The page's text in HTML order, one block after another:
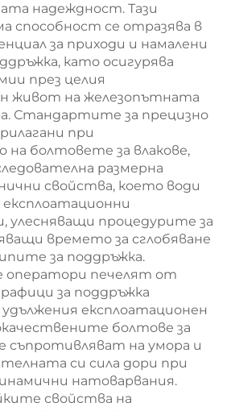
надеждност. Тази
способност се отразява в
за приходи и намалени
като осигурява
през целия
живот на железопътната
Стандартите за прецизно
при
болтовете за влакове,
размерна
свойства, което води
експлоатационни
улесняващи процедурите за
времето за сглобяване
за поддръжка.
печелят от
за поддръжка
удължения експлоатационен
болтове за
съпротивляват на умора и
си сила дори при
натоварвания.
свойства на